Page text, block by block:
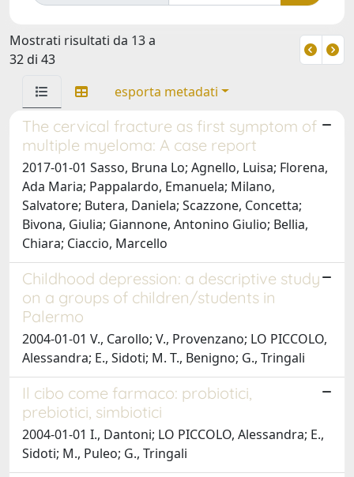
Mostrati risultati da 13 a
32 di 43
esporta metadati
The cervical fracture as first symptom of
multiple myeloma: A case report
2017-01-01 Sasso, Bruna Lo; Agnello, Luisa; Florena,
Ada Maria; Pappalardo, Emanuela; Milano,
Salvatore; Butera, Daniela; Scazzone, Concetta;
Bivona, Giulia; Giannone, Antonino Giulio; Bellia,
Chiara; Ciaccio, Marcello
Childhood depression: a descriptive study
on a groups of children/students in
Palermo
2004-01-01 V., Carollo; V., Provenzano; LO PICCOLO,
Alessandra; E., Sidoti; M. T., Benigno; G., Tringali
Il cibo come farmaco: probiotici,
prebiotici, simbiotici
2004-01-01 I., Dantoni; LO PICCOLO, Alessandra; E.,
Sidoti; M., Puleo; G., Tringali